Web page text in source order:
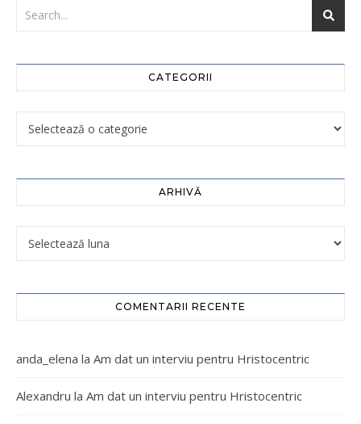
CATEGORII
ARHIVĂ
COMENTARII RECENTE
anda_elena la Am dat un interviu pentru Hristocentric
Alexandru la Am dat un interviu pentru Hristocentric